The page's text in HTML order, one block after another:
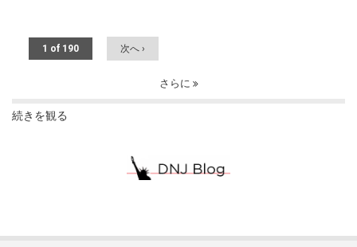
1 of 190 次へ ›
さらに
続きを観る